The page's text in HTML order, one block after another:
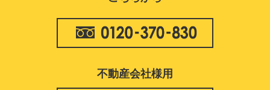
不動産会社様用